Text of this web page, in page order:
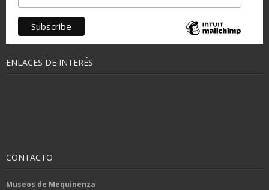
ENLACES DE INTERÉS
CONTACTO
Museos de Mequinenza